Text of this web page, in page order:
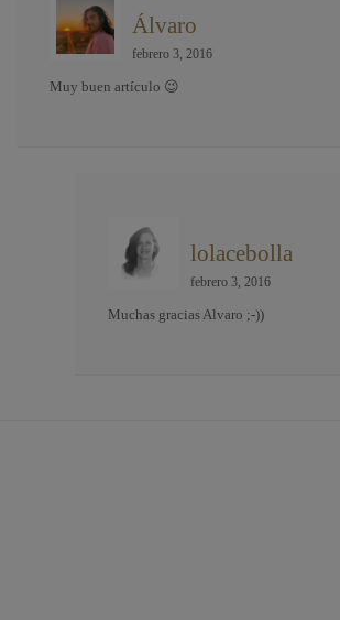
Álvaro
febrero 3, 2016
Muy buen artículo 😉
lolacebolla
febrero 3, 2016
Muchas gracias Alvaro ;-))